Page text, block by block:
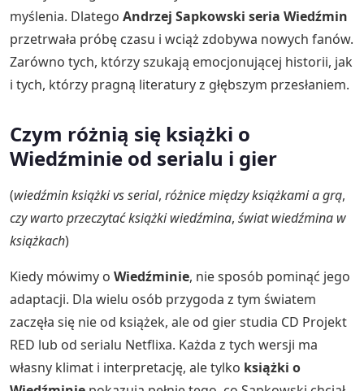
myślenia. Dlatego Andrzej Sapkowski seria Wiedźmin
przetrwała próbę czasu i wciąż zdobywa nowych fanów.
Zarówno tych, którzy szukają emocjonującej historii, jak
i tych, którzy pragną literatury z głębszym przesłaniem.
Czym różnią się książki o
Wiedźminie od serialu i gier
(wiedźmin książki vs serial, różnice między książkami a grą,
czy warto przeczytać książki wiedźmina, świat wiedźmina w
książkach)
Kiedy mówimy o Wiedźminie, nie sposób pominąć jego
adaptacji. Dla wielu osób przygoda z tym światem
zaczęła się nie od książek, ale od gier studia CD Projekt
RED lub od serialu Netflixa. Każda z tych wersji ma
własny klimat i interpretację, ale tylko książki o